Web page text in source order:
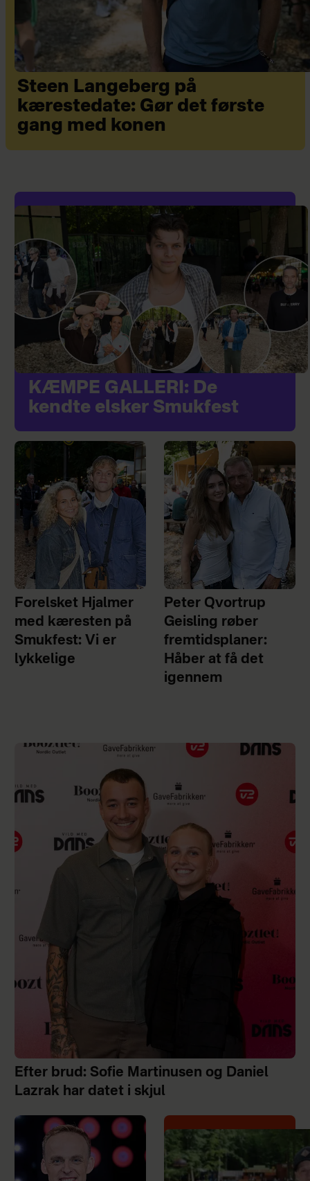
Steen Langeberg på
kærestedate: Gør det første
gang med konen
KÆMPE GALLERI: De
kendte elsker Smukfest
Forelsket Hjalmer
med kæresten på
Smukfest: Vi er
lykkelige
Peter Qvortrup
Geisling røber
fremtidsplaner:
Håber at få det
igennem
Efter brud: Sofie Martinusen og Daniel
Lazrak har datet i skjul